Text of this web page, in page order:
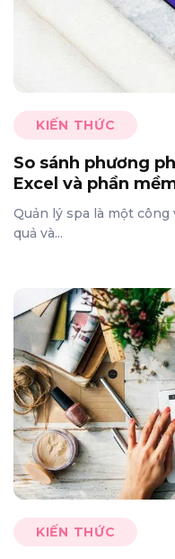
KIẾN THỨC
So sánh phương
Excel và phần
Quản lý spa là một
quả và...
KIẾN THỨC